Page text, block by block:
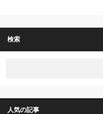
検索
人気の記事